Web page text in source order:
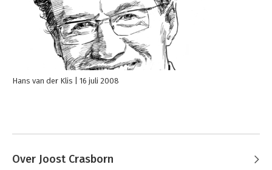
Hans van der Klis 16 juli 2008
Over Joost Crasborn